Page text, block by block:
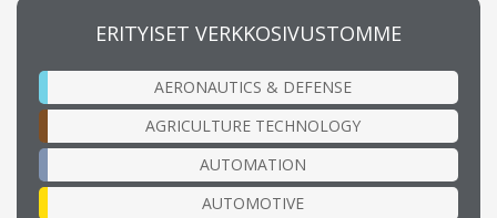
ERITYISET VERKKOSIVUSTOMME
AERONAUTICS & DEFENSE
AGRICULTURE TECHNOLOGY
AUTOMATION
AUTOMOTIVE